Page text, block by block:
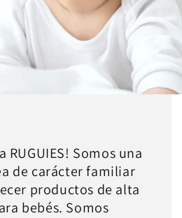
RUGUIES! Somos una
de carácter familiar
productos de alta
bebés. Somos